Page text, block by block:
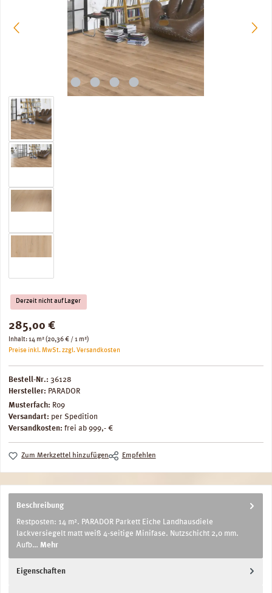
Derzeit nicht auf Lager
Regulärer Preis:
285,00 €
Inhalt:14 m²(20,36 € / 1 m²)
Preise inkl. MwSt. zzgl. Versandkosten
Bestell-Nr.: 36128
Hersteller: PARADOR
Musterfach: R09
Versandart: per Spedition
Versandkosten: frei ab 999,- €
Zum Merkzettel hinzufügen Empfehlen
Beschreibung
Restposten: 14 m². PARADOR Parkett Eiche Landhausdiele
lackversiegelt matt weiß 4-seitige Minifase. Nutzschicht 2,0 mm.
Aufb… Mehr
Eigenschaften